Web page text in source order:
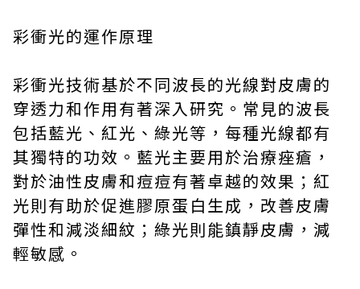
彩衝光的運作原理
彩衝光技術基於不同波長的光線對皮膚的
穿透力和作用有著深入研究。常見的波長
包括藍光、紅光、綠光等，每種光線都有
其獨特的功效。藍光主要用於治療痤瘡，
對於油性皮膚和痘痘有著卓越的效果；紅
光則有助於促進膠原蛋白生成，改善皮膚
彈性和減淡細紋；綠光則能鎮靜皮膚，減
輕敏感。